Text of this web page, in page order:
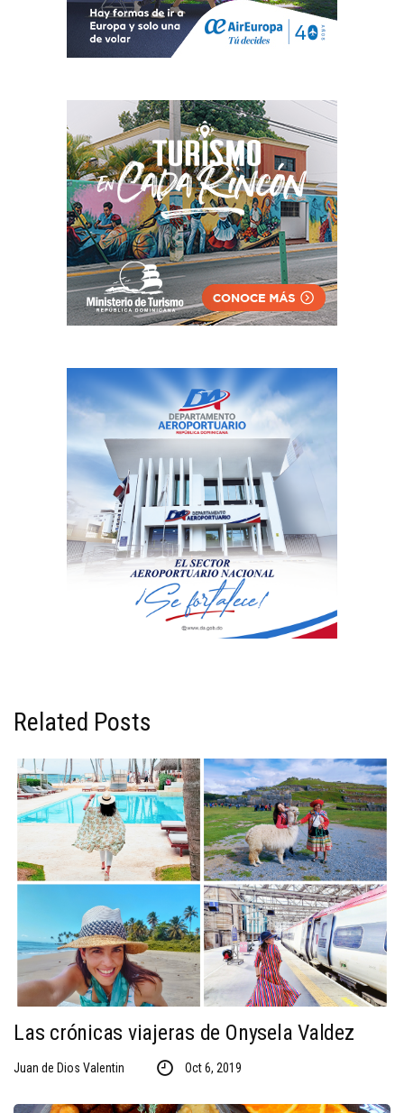
Related Posts
Las crónicas viajeras de Onysela Valdez
Juan de Dios Valentin Oct 6, 2019